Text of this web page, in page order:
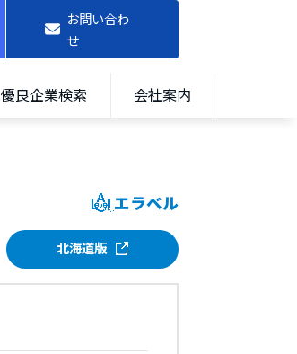
お問い合わ
せ
優良企業検索 会社案内
エラベル
北海道版